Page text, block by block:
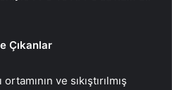
Çıkanlar
ve sıkıştırılmış